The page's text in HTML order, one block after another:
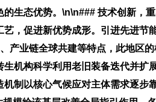
生态优势。\n\n### 技术创新，
，促进新优势成形。引进先进
业链全球共建等特点，此地区
机构科学利用老旧装备迭代并扩
制以核心气候应对主体需求逐